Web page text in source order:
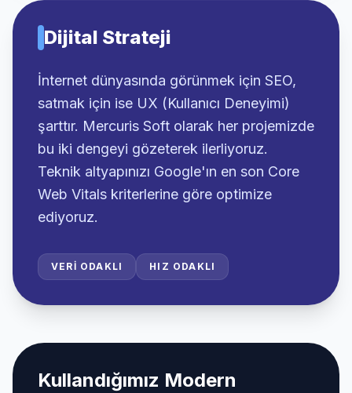
Dijital Strateji
İnternet dünyasında görünmek için SEO,
satmak için ise UX (Kullanıcı Deneyimi)
şarttır. Mercuris Soft olarak her projemizde
bu iki dengeyi gözeterek ilerliyoruz.
Teknik altyapınızı Google'ın en son Core
Web Vitals kriterlerine göre optimize
ediyoruz.
VERI ODAKLI HIZ ODAKLI
Kullandığımız Modern